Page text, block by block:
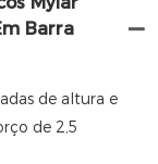
Barra
de altura e
de 2,5